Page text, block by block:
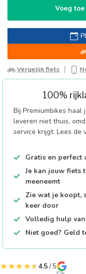
Voeg
Vergelijk fiets
100%
Bij Premiumbikes
leveren niet thuis,
service krijgt. Lees de
Gratis en
Je kan jouw fiets
meeneemt
Zie wat je koopt,
keer door
Volledig hulp
Niet goed? Geld
4.5/ 5